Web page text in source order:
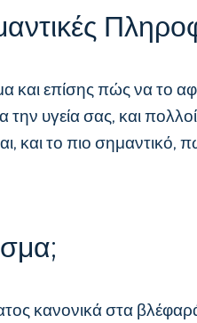
και επίσης πώς να το
την υγεία σας, και
και το πιο σημαντικό,
κανονικά στα